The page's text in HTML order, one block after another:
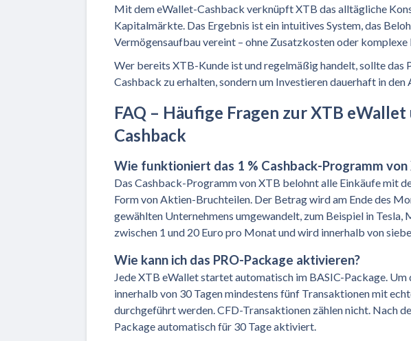
Mit dem eWallet-Cashback verknüpft XTB das alltägliche
Kapitalmärkte. Das Ergebnis ist ein intuitives System, das
Vermögensaufbau vereint – ohne Zusatzkosten oder komplexe
Wer bereits XTB-Kunde ist und regelmäßig handelt, sollte das
Cashback zu erhalten, sondern um Investieren dauerhaft in
FAQ – Häufige Fragen zur XTB
Cashback
Wie funktioniert das 1 % Cashback-Programm von
Das Cashback-Programm von XTB belohnt alle Einkäufe mit
Form von Aktien-Bruchteilen. Der Betrag wird am Ende des
gewählten Unternehmens umgewandelt, zum Beispiel in
zwischen 1 und 20 Euro pro Monat und wird innerhalb von
Wie kann ich das PRO-Package aktivieren?
Jede XTB eWallet startet automatisch im BASIC-Package. Um
innerhalb von 30 Tagen mindestens fünf Transaktionen mit
durchgeführt werden. CFD-Transaktionen zählen nicht. Nach
Package automatisch für 30 Tage aktiviert.